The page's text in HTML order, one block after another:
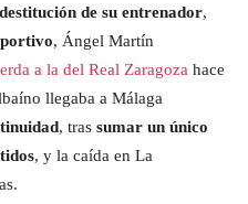
destitución de su entrenador,
, Ángel Martín
a la del Real Zaragoza hace
llegaba a Málaga
, tras sumar un único
, y la caída en La